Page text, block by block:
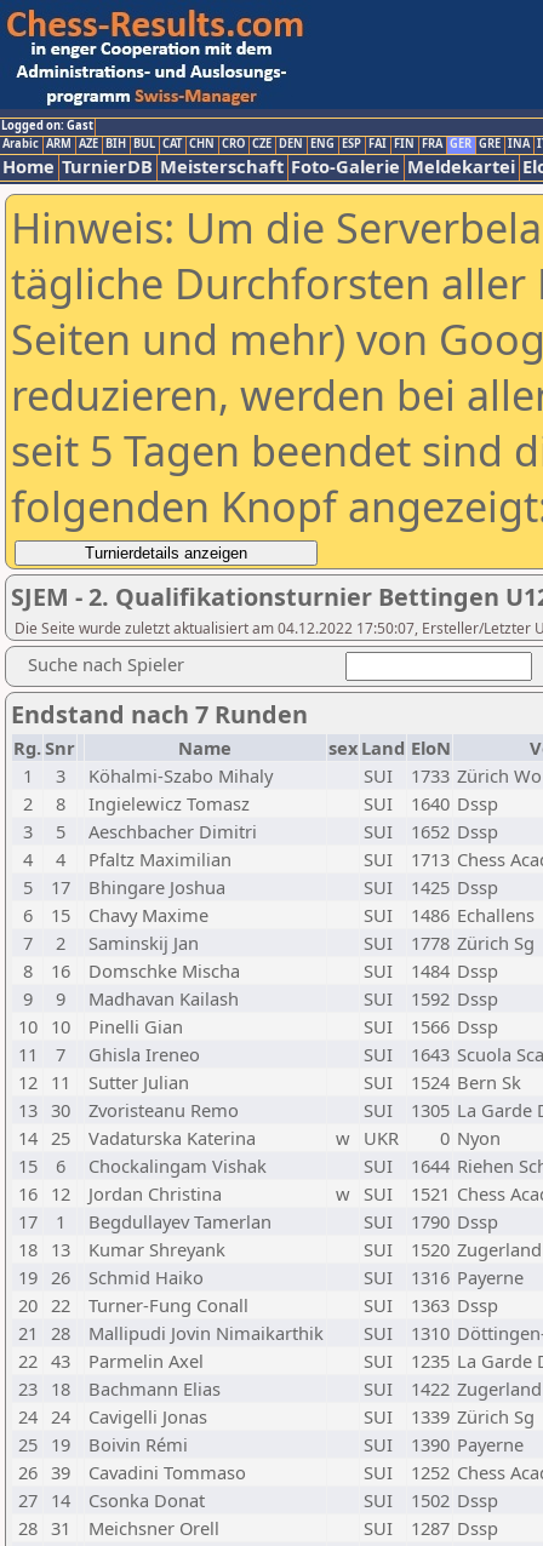
Logged on: Gast
Arabic ARM AZE BIH BUL CAT CHN CRO CZE DEN ENG ESP FAI FIN FRA GER GRE INA
Home TurnierDB Meisterschaft Foto-Galerie Meldekartei
Hinweis: Um die
tägliche Durchforsten aller
Seiten und mehr) von
reduzieren, werden bei
seit 5 Tagen beendet sind
folgenden Knopf
SJEM - 2. Qualifikationsturnier Bettingen
Die Seite wurde zuletzt aktualisiert am 04.12.2022 17:50:07, Ersteller/Letzter
Suche nach Spieler
Endstand nach 7 Runden
Rg.Snr Name sex Land EloN
1
3 Köhalmi-Szabo Mihaly SUI 1733 Zürich
2
8 Ingielewicz Tomasz SUI 1640 Dssp
3
5 Aeschbacher Dimitri SUI 1652 Dssp
4
4 Pfaltz Maximilian SUI 1713 Chess
5
17 Bhingare Joshua SUI 1425 Dssp
6
15 Chavy Maxime SUI 1486 Echallens
7
2 Saminskij Jan SUI 1778 Zürich Sg
8
16 Domschke Mischa SUI 1484 Dssp
9
9 Madhavan Kailash SUI 1592 Dssp
10 10 Pinelli Gian SUI 1566 Dssp
11
7 Ghisla Ireneo SUI 1643 Scuola
12 11 Sutter Julian SUI 1524 Bern Sk
13 30 Zvoristeanu Remo SUI 1305 La Garde
14 25 Vadaturska Katerina w UKR 0 Nyon
15
6 Chockalingam Vishak SUI 1644 Riehen
16 12 Jordan Christina w SUI 1521 Chess
17
1 Begdullayev Tamerlan SUI 1790 Dssp
18 13 Kumar Shreyank SUI 1520
19 26 Schmid Haiko SUI 1316 Payerne
20 22 Turner-Fung Conall SUI 1363 Dssp
21
28 Mallipudi Jovin Nimaikarthik SUI 1310
22 43 Parmelin Axel SUI 1235 La Garde
23 18 Bachmann Elias SUI 1422
24 24 Cavigelli Jonas SUI 1339 Zürich Sg
25 19 Boivin Rémi SUI 1390 Payerne
26 39 Cavadini Tommaso SUI 1252 Chess
27 14 Csonka Donat SUI 1502 Dssp
28 31 Meichsner Orell SUI 1287 Dssp